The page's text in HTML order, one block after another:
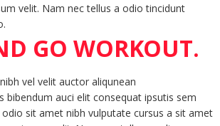
velit. Nam nec tellus a odio tincidunt
GO WORKOUT.
vel velit auctor aliqunean
bibendum auci elit consequat ipsutis sem
sit amet nibh vulputate cursus a sit amet